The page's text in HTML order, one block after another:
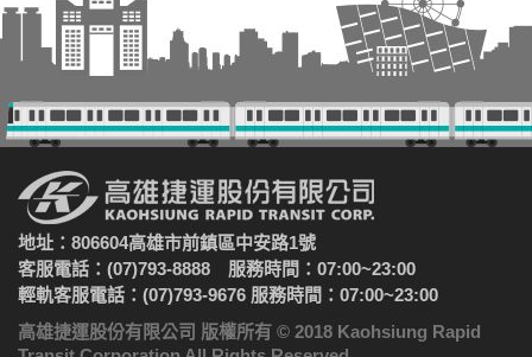
地址：806604高雄市前鎮區中安路1號
客服電話：(07)793-8888 服務時間：07:00~23:00
輕軌客服電話：(07)793-9676 服務時間：07:00~23:00
高雄捷運股份有限公司 版權所有 © 2018 Kaohsiung Rapid